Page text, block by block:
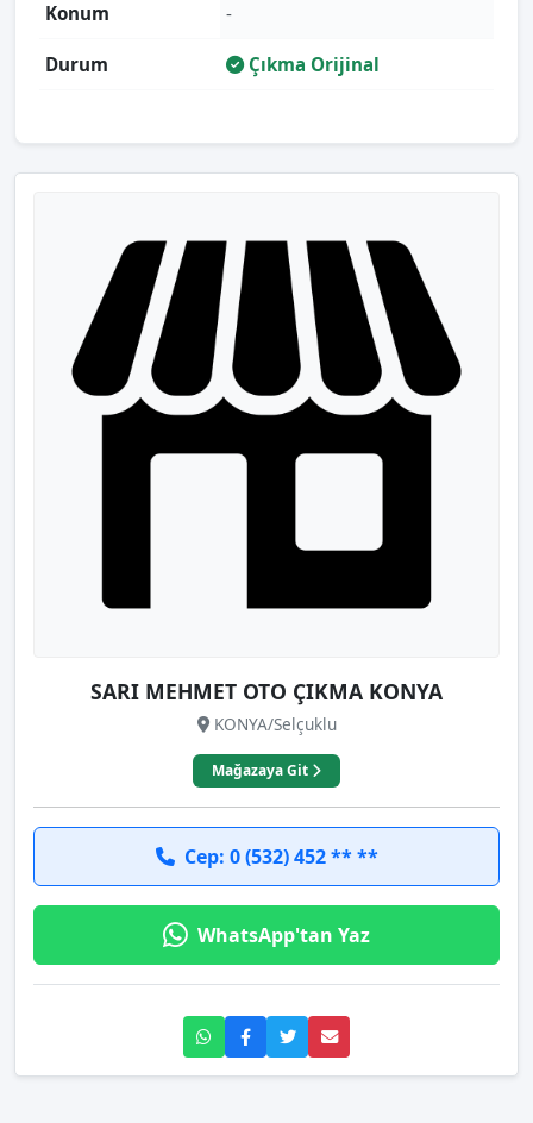
Konum -
Durum Çıkma Orijinal
SARI MEHMET OTO ÇIKMA KONYA
KONYA/Selçuklu
Mağazaya Git
Cep: 0 (532) 452 ** **
WhatsApp'tan Yaz